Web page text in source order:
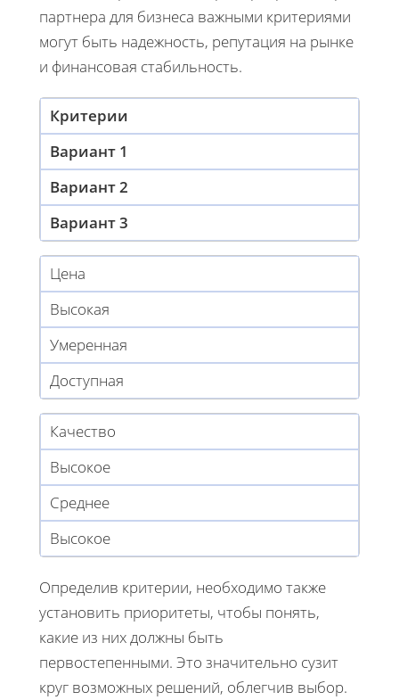
партнера для бизнеса важными критериями
могут быть надежность, репутация на рынке
и финансовая стабильность.
Критерии
Вариант 1
Вариант 2
Вариант 3
Цена
Высокая
Умеренная
Доступная
Качество
Высокое
Среднее
Высокое
Определив критерии, необходимо также
установить приоритеты, чтобы понять,
какие из них должны быть
первостепенными. Это значительно сузит
круг возможных решений, облегчив выбор.